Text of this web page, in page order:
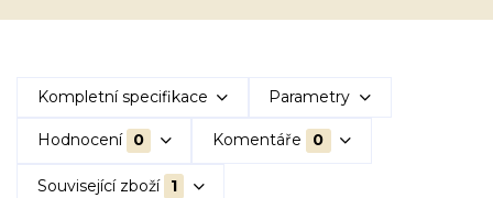
Kompletní specifikace Parametry
Hodnocení 0 Komentáře 0
Související zboží 1